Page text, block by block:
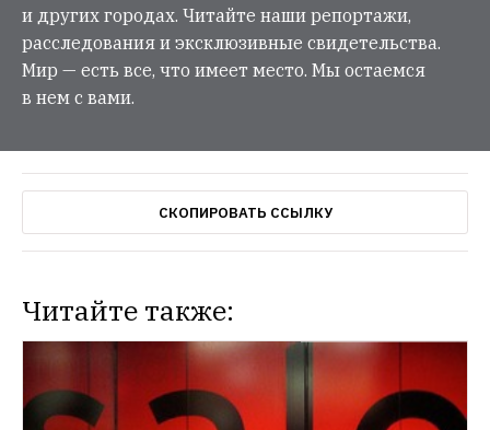
и других городах. Читайте наши репортажи,
расследования и эксклюзивные свидетельства.
Мир — есть все, что имеет место. Мы остаемся
в нем с вами.
СКОПИРОВАТЬ ССЫЛКУ
Читайте также:
HOPES & FEARS